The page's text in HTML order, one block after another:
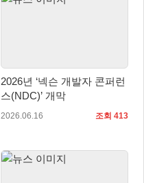
2026년 ‘넥슨 개발자 콘퍼런
스(NDC)’ 개막
2026.06.16 조회 413